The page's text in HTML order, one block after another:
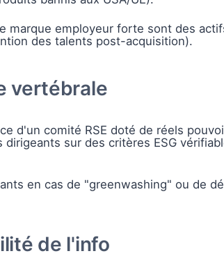
marque employeur forte sont des
des talents post-acquisition).
vertébrale
d'un comité RSE doté de réels
sur des critères ESG
en cas de "greenwashing" ou de
de l'info